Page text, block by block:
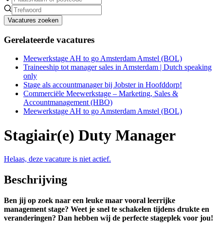
Vacatures zoeken
Gerelateerde vacatures
Meewerkstage AH to go Amsterdam Amstel (BOL)
Traineeship tot manager sales in Amsterdam | Dutch speaking
only
Stage als accountmanager bij Jobster in Hoofddorp!
Commerciële Meewerkstage – Marketing, Sales &
Accountmanagement (HBO)
Meewerkstage AH to go Amsterdam Amstel (BOL)
Stagiair(e) Duty Manager
Helaas, deze vacature is niet actief.
Beschrijving
Ben jij op zoek naar een leuke maar vooral leerrijke
management stage? Weet je snel te schakelen tijdens drukte en
veranderingen? Dan hebben wij de perfecte stageplek voor jou!